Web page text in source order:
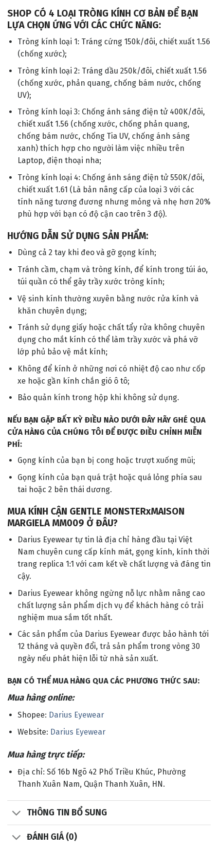
SHOP CÓ 4 LOẠI TRÒNG KÍNH CƠ BẢN ĐỂ BẠN
LỰA CHỌN ỨNG VỚI CÁC CHỨC NĂNG:
Tròng kính loại 1: Tráng cứng 150k/đôi, chiết xuất 1.56
(chống xước);
Tròng kính loại 2: Tráng dầu 250k/đôi, chiết xuất 1.56
(chống xước, phản quang, chống bám nước, chống
UV);
Tròng kính loại 3: Chống ánh sáng điện tử 400K/đôi,
chiết xuất 1.56 (chống xước, chống phản quang,
chống bám nước, chống Tia UV, chống ánh sáng
xanh) thích hợp cho người làm việc nhiều trên
Laptop, điện thoại nha;
Tròng kính loại 4: Chống ánh sáng điện tử 550K/đôi,
chiết xuất 1.61 (Là bản nâng cấp của loại 3 với các
tính năng tương đương nhưng mỏng và nhẹ hơn 20%
phù hợp với bạn có độ cận cao trên 3 độ).
HƯỚNG DẪN SỬ DỤNG SẢN PHẨM:
Dùng cả 2 tay khi đeo và gỡ gọng kính;
Tránh cầm, chạm và tròng kính, để kính trong túi áo,
túi quần có thể gây trầy xước tròng kính;
Vệ sinh kính thường xuyên bằng nước rửa kính và
khăn chuyên dụng;
Tránh sử dụng giấy hoặc chất tẩy rửa không chuyên
dụng cho mắt kính có thể làm trầy xước và phá vỡ
lớp phủ bảo vệ mắt kính;
Không để kính ở những nơi có nhiệt độ cao như cốp
xe hoặc gần kính chắn gió ô tô;
Bảo quản kính trong hộp khi không sử dụng.
NẾU BẠN GẶP BẤT KỲ ĐIỀU NÀO DƯỚI ĐÂY HÃY GHÉ QUA
CỬA HÀNG CỦA CHÚNG TÔI ĐỂ ĐƯỢC ĐIỀU CHỈNH MIỄN
PHÍ:
Gọng kính của bạn bị cong hoặc trượt xuống mũi;
Gọng kính của bạn quá trật hoặc quá lỏng phía sau
tai hoặc 2 bên thái dương.
MUA KÍNH CẬN GENTLE MONSTERxMAISON
MARGIELA MM009 Ở ĐÂU?
Darius Eyewear tự tin là địa chỉ hàng đầu tại Việt
Nam chuyên cung cấp kính mát, gọng kính, kính thời
trang replica 1:1 với cam kết về chất lượng và đáng tin
cậy.
Darius Eyewear không ngừng nỗ lực nhằm nâng cao
chất lượng sản phẩm dịch vụ để khách hàng có trải
nghiệm mua sắm tốt nhất.
Các sản phẩm của Darius Eyewear được bảo hành tới
12 tháng và quyền đổi, trả sản phẩm trong vòng 30
ngày nếu phát hiện lỗi từ nhà sản xuất.
BẠN CÓ THỂ MUA HÀNG QUA CÁC PHƯƠNG THỨC SAU:
Mua hàng online:
Shopee: Darius Eyewear
Website: Darius Eyewear
Mua hàng trực tiếp:
Địa chỉ: Số 16b Ngõ 42 Phố Triều Khúc, Phường
Thanh Xuân Nam, Quận Thanh Xuân, HN.
THÔNG TIN BỔ SUNG
ĐÁNH GIÁ (0)